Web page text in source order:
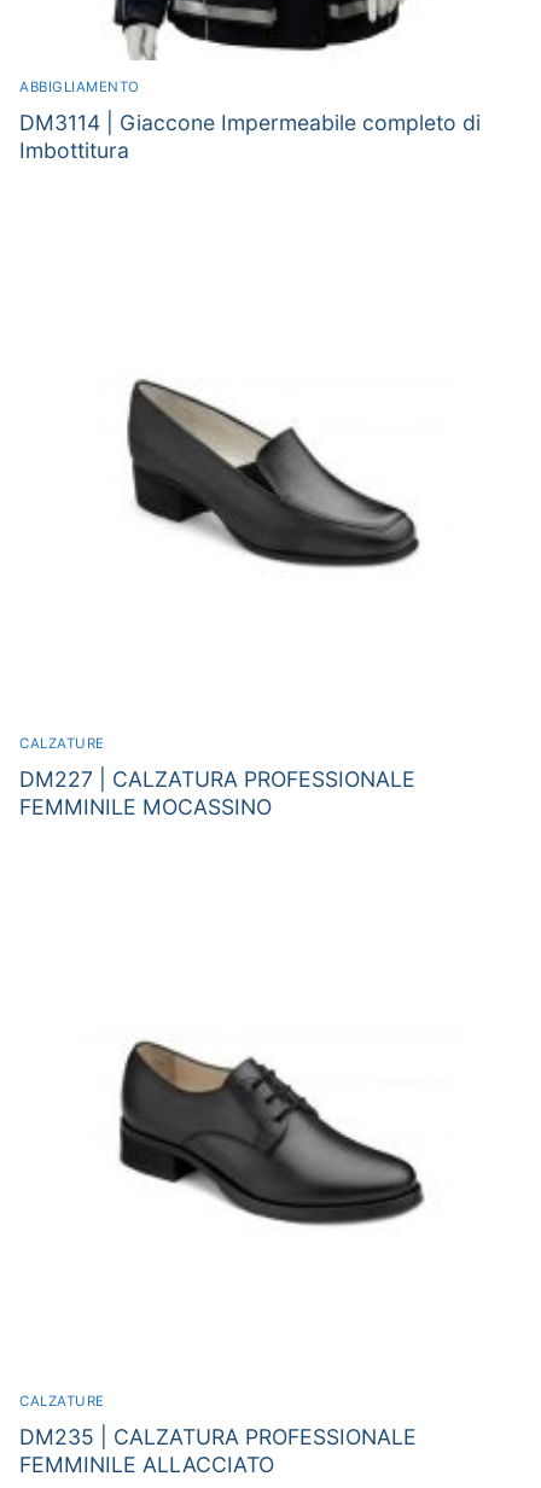
ABBIGLIAMENTO
DM3114 | Giaccone Impermeabile completo di
Imbottitura
CALZATURE
DM227 | CALZATURA PROFESSIONALE
FEMMINILE MOCASSINO
CALZATURE
DM235 | CALZATURA PROFESSIONALE
FEMMINILE ALLACCIATO